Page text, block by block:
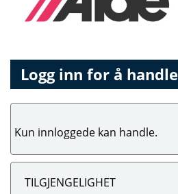
Logg inn for å handle
Kun innloggede kan handle.
TILGJENGELIGHET